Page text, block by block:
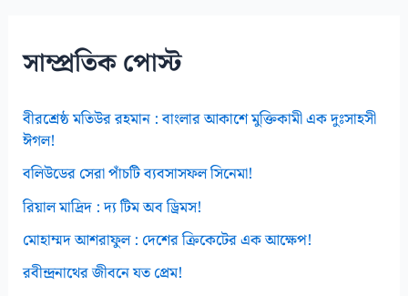
সাম্প্রতিক পোস্ট
বীরশ্রেষ্ঠ মতিউর রহমান : বাংলার আকাশে মুক্তিকামী এক দুঃসাহসী
ঈগল!
বলিউডের সেরা পাঁচটি ব্যবসাসফল সিনেমা!
রিয়াল মাদ্রিদ : দ্য টিম অব ড্রিমস!
মোহাম্মদ আশরাফুল : দেশের ক্রিকেটের এক আক্ষেপ!
রবীন্দ্রনাথের জীবনে যত প্রেম!